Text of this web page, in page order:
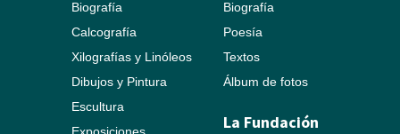
Biografía
Calcografía
Xilografías y Linóleos
Dibujos y Pintura
Escultura
Biografía
Poesía
Textos
Álbum de fotos
La Fundación